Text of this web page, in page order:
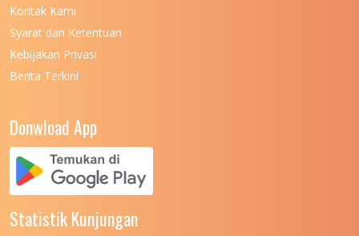
Kontak Kami
Syarat dan Ketentuan
Kebijakan Privasi
Berita Terkini
Donwload App
Statistik Kunjungan